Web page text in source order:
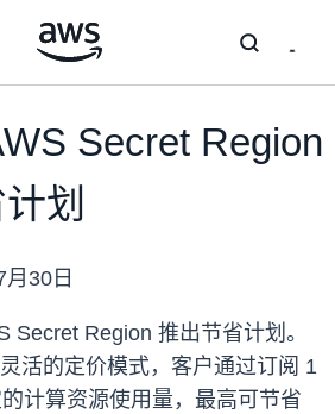
Secret Region
划
30日
Secret Region 推出节省计划。
活的定价模式，客户通过订阅 1
计算资源使用量，最高可节省